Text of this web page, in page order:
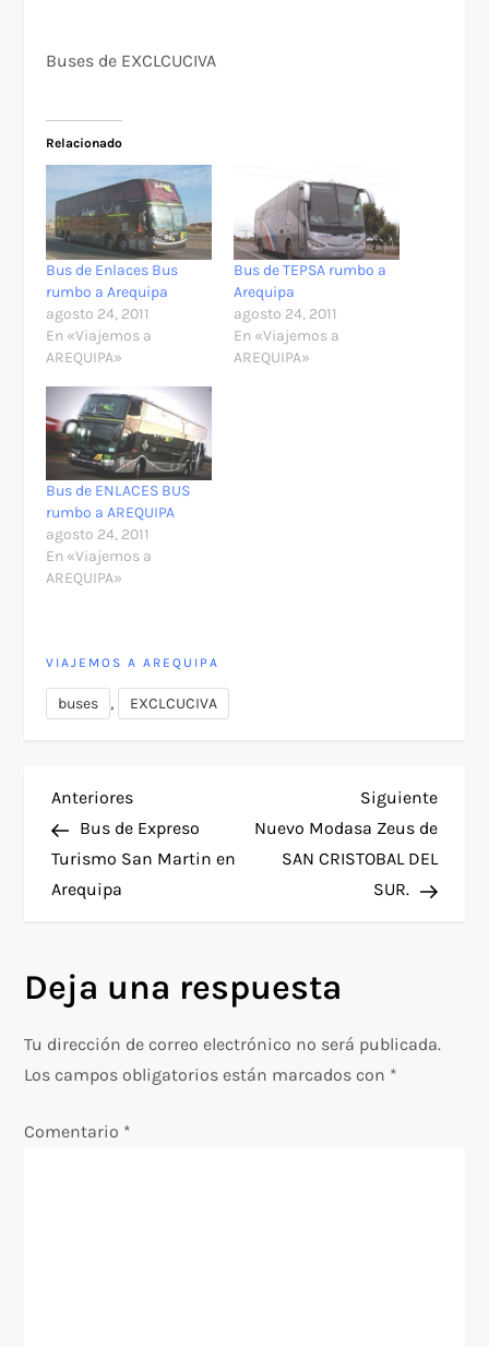
Buses de EXCLCUCIVA
Relacionado
Bus de Enlaces Bus
rumbo a Arequipa
agosto 24, 2011
En «Viajemos a
AREQUIPA»
Bus de TEPSA rumbo a
Arequipa
agosto 24, 2011
En «Viajemos a
AREQUIPA»
Bus de ENLACES BUS
rumbo a AREQUIPA
agosto 24, 2011
En «Viajemos a
AREQUIPA»
VIAJEMOS A AREQUIPA
buses , EXCLCUCIVA
N
a
v
g
a
Entrada
anterior
Anteriores
Bus de Expreso
Turismo San Martin en
Arequipa
Siguiente
Nuevo Modasa Zeus de
SAN CRISTOBAL DEL
SUR.
Deja una respuesta
Tu dirección de correo electrónico no será publicada.
Los campos obligatorios están marcados con *
Comentario *